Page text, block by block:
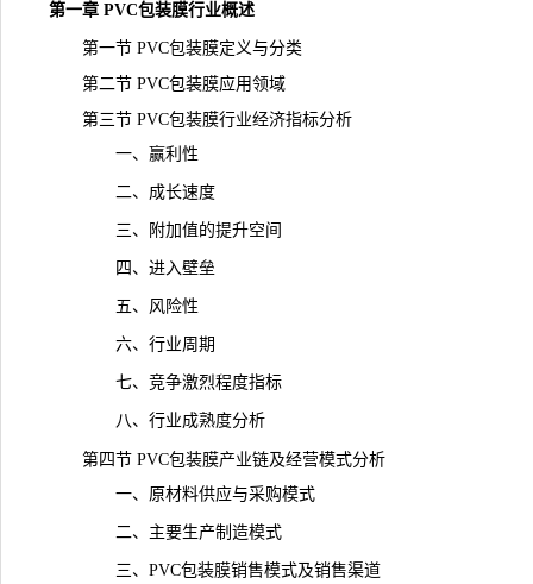
第一章 PVC包装膜行业概述
第一节 PVC包装膜定义与分类
第二节 PVC包装膜应用领域
第三节 PVC包装膜行业经济指标分析
一、赢利性
二、成长速度
三、附加值的提升空间
四、进入壁垒
五、风险性
六、行业周期
七、竞争激烈程度指标
八、行业成熟度分析
第四节 PVC包装膜产业链及经营模式分析
一、原材料供应与采购模式
二、主要生产制造模式
三、PVC包装膜销售模式及销售渠道